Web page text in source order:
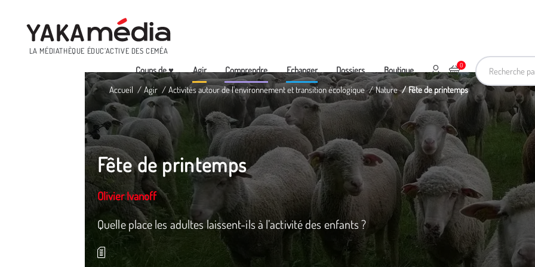
LA MÉDIATHÈQUE ÉDUC’ACTIVE DES CEMÉA
Recherche
Menu
Coups de ♥ Agir Comprendre Echanger Dossiers Boutique 0
Ajouter au panier
Mon compte
Accueil Agir Activités autour de l'environnement et transition écologique Nature Fête de printemps
Fête de printemps
Olivier Ivanoff
Quelle place les adultes laissent-ils à l’activité des enfants ?